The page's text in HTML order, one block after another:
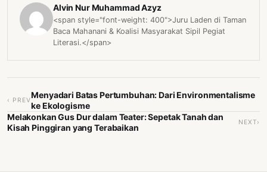
Alvin Nur Muhammad Azyz
<span style="font-weight: 400">Juru Laden di Taman
Baca Mahanani & Koalisi Masyarakat Sipil Pegiat
Literasi.</span>
‹ PREV
Menyadari Batas Pertumbuhan: Dari Environmentalisme
ke Ekologisme
Melakonkan Gus Dur dalam Teater: Sepetak Tanah dan
Kisah Pinggiran yang Terabaikan
NEXT›